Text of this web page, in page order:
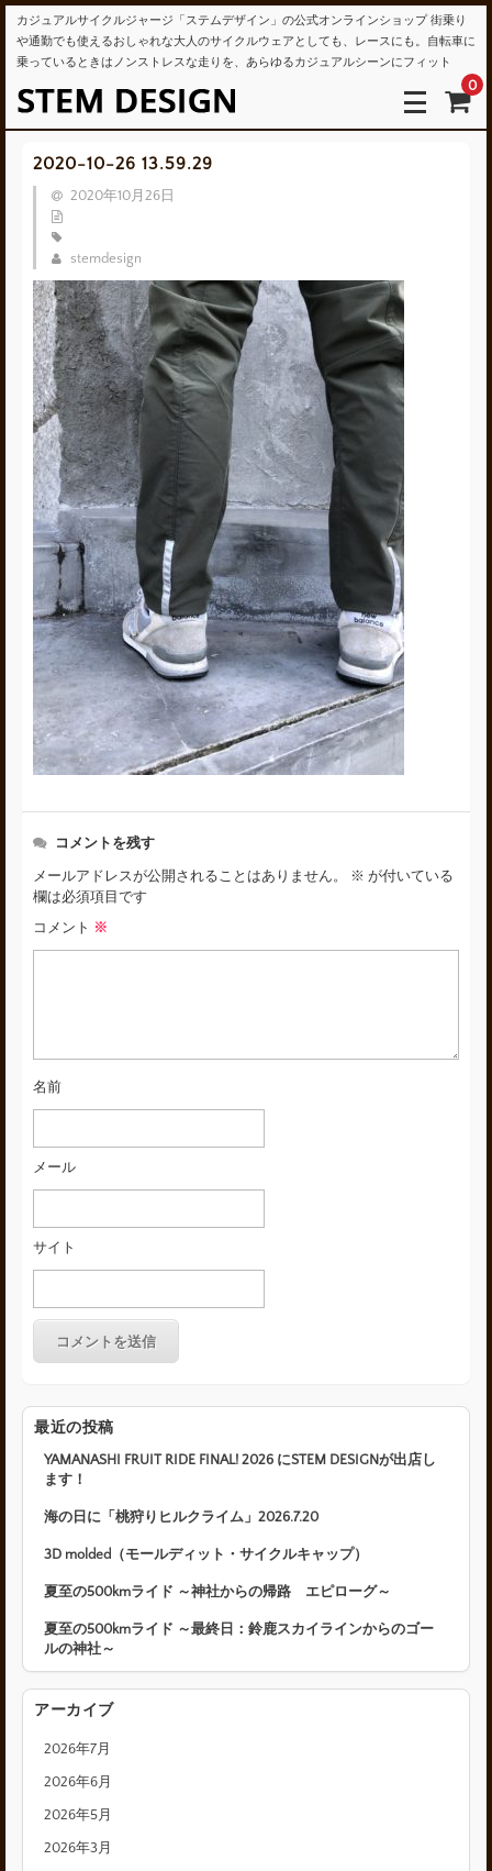
カジュアルサイクルジャージ「ステムデザイン」の公式オンラインショップ 街乗り
や通勤でも使えるおしゃれな大人のサイクルウェアとしても、レースにも。自転車に
乗っているときはノンストレスな走りを、あらゆるカジュアルシーンにフィット
0
2020-10-26 13.59.29
2020年10月26日
stemdesign
コメントを残す
メールアドレスが公開されることはありません。 ※ が付いている
欄は必須項目です
コメント ※
名前
メール
サイト
最近の投稿
YAMANASHI FRUIT RIDE FINAL! 2026 にSTEM DESIGNが出店し
ます！
海の日に「桃狩りヒルクライム」2026.7.20
3D molded（モールディット・サイクルキャップ）
夏至の500kmライド ～神社からの帰路 エピローグ～
夏至の500kmライド ～最終日：鈴鹿スカイラインからのゴー
ルの神社～
アーカイブ
2026年7月
2026年6月
2026年5月
2026年3月